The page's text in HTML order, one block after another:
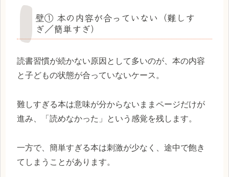
壁① 本の内容が合っていない（難しす
ぎ／簡単すぎ）
読書習慣が続かない原因として多いのが、本の内容
と子どもの状態が合っていないケース。
難しすぎる本は意味が分からないままページだけが
進み、「読めなかった」という感覚を残します。
一方で、簡単すぎる本は刺激が少なく、途中で飽き
てしまうことがあります。